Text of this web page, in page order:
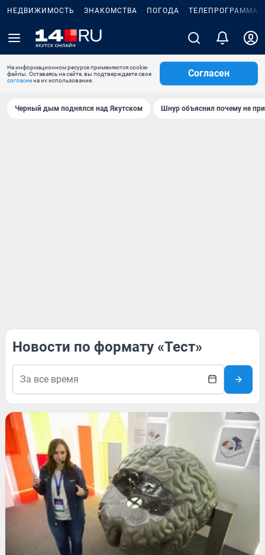
НЕДВИЖИМОСТЬ ЗНАКОМСТВА ПОГОДА ТЕЛЕПРОГРАММА
На информационном ресурсе применяются cookie-
файлы. Оставаясь на сайте, вы подтверждаете свое
согласиена их использование.
Согласен
Черный дым поднялся над Якутском Шнур объяснил почему не
Новости по формату «Тест»